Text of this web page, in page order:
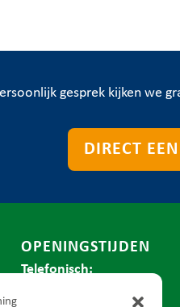
gesprek kijken we
DIRECT
OPENINGSTIJDEN
Telefonisch: